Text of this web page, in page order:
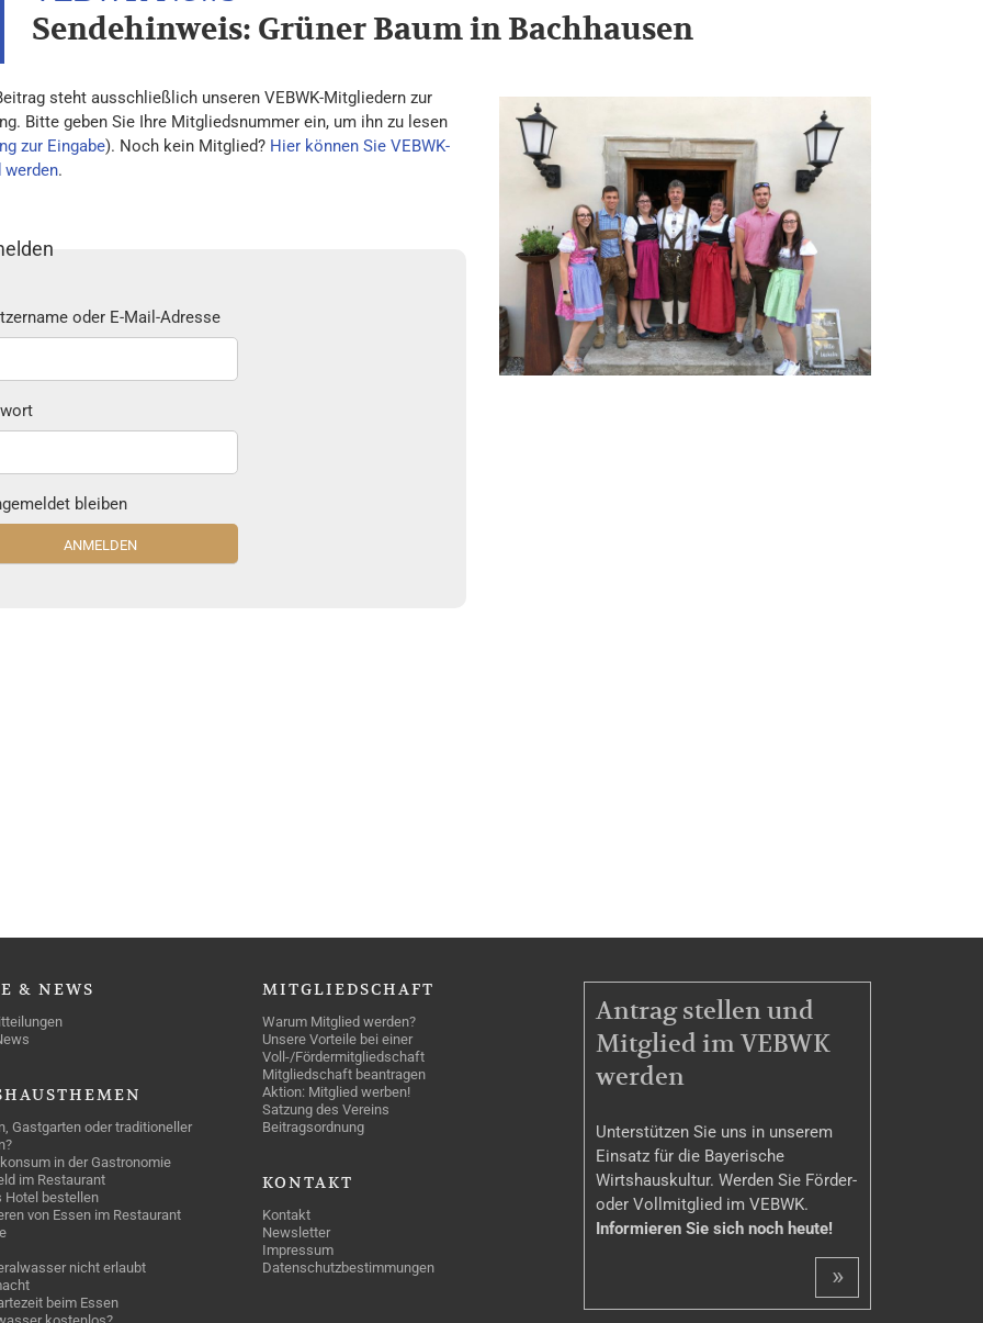
Sendehinweis: Grüner Baum in Bachhausen
steht ausschließlich unseren VEBWK-Mitgliedern zur
Bitte geben Sie Ihre Mitgliedsnummer ein, um ihn zu lesen
zur Eingabe). Noch kein Mitglied? Hier können Sie VEBWK-
.
oder E-Mail-Adresse
bleiben
& NEWS
Gastgarten oder traditioneller
in der Gastronomie
im Restaurant
Hotel bestellen
von Essen im Restaurant
nicht erlaubt
beim Essen
MITGLIEDSCHAFT
Warum Mitglied werden?
Unsere Vorteile bei einer
Voll-/Fördermitgliedschaft
Mitgliedschaft beantragen
Aktion: Mitglied werben!
Satzung des Vereins
Beitragsordnung
KONTAKT
Kontakt
Newsletter
Impressum
Datenschutzbestimmungen
MITGLIEDSCHAFT
Antrag stellen und
Mitglied im VEBWK
werden
Unterstützen Sie uns in unserem
Einsatz für die Bayerische
Wirtshauskultur. Werden Sie Förder-
oder Vollmitglied im VEBWK.
Informieren Sie sich noch heute!
»